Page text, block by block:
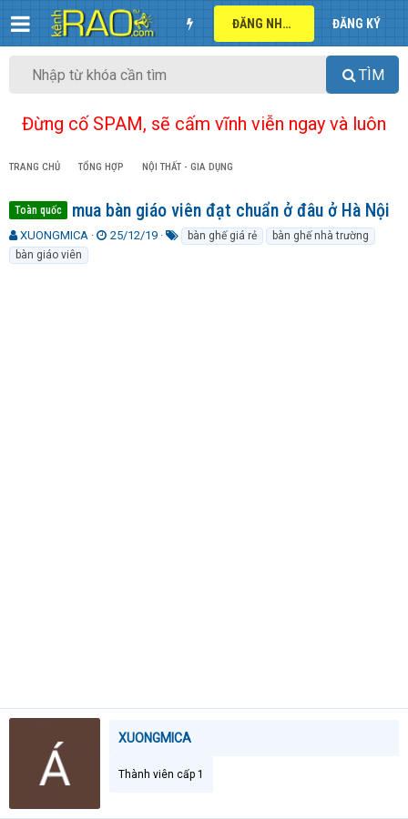
ĐĂNG NHẬP ĐĂNG KÝ
TÌM
Đừng cố SPAM, sẽ cấm vĩnh viễn ngay và luôn
TRANG CHỦ TỔNG HỢP NỘI THẤT - GIA DỤNG
Toàn quốc mua bàn giáo viên đạt chuẩn ở đâu ở Hà Nội
T
h
r
XUONGMICA
N
25/12/19 bàn ghế giá rẻ
bàn ghế nhà trường
bàn giáo viên
XUONGMICA
Thành viên cấp 1